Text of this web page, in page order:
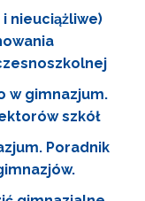
nieuciążliwe)
w gimnazjum.
szkół
Poradnik